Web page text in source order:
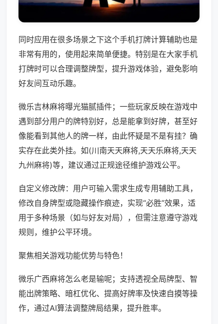
同时应用在很多场景之下这个手机打牌计算辅助也是
非常有用的，使用起来简单便捷。特别是在大家手机
打牌时可以合理调整牌型，提升游戏体验，避免影响
好友间互动乐趣。
微乐吉林麻将曝光猫腻插件；一些玩家反映在游戏中
遇到部分用户的牌特别好，总是能拿到好牌，甚至好
像能看到其他人的牌一样，由此怀疑是不是有挂？确
实存在此类外挂。如(川南天天麻将,天天乐麻将,天天
九州麻将)等，建议通过正规途径维护游戏公平。
自定义修改牌：用户可输入需求生成专用辅助工具，
修改自身牌型或隐藏操作痕迹，实现“必胜”效果，适
用于多种场景（如与好友对局），但需注意遵守游戏
规则，维护公平环境。
聚焦相关游戏功能优势与特色！
微乐广西麻将怎么老是输呢；支持透视全局牌型、智
能出牌策略、暗杠优化、提高好牌率及快速自摸等操
作，通过AI算法调整牌局结果，提升胜率。